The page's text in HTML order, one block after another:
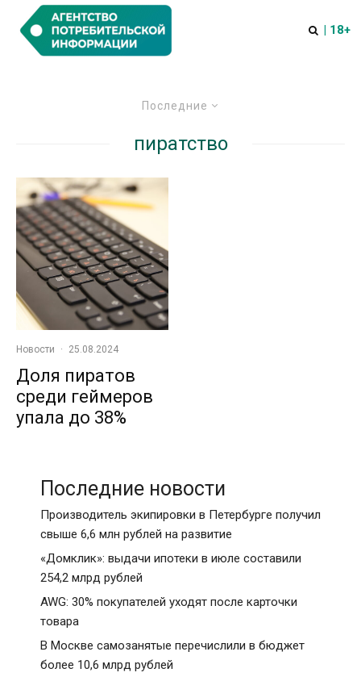
| 18+
Последние
пиратство
Новости · 25.08.2024
Доля пиратов
среди геймеров
упала до 38%
Последние новости
Производитель экипировки в Петербурге получил
свыше 6,6 млн рублей на развитие
«Домклик»: выдачи ипотеки в июле составили
254,2 млрд рублей
AWG: 30% покупателей уходят после карточки
товара
В Москве самозанятые перечислили в бюджет
более 10,6 млрд рублей